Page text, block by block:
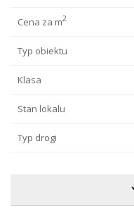
Cena za m2
Typ obiektu
Klasa
Stan lokalu
Typ drogi